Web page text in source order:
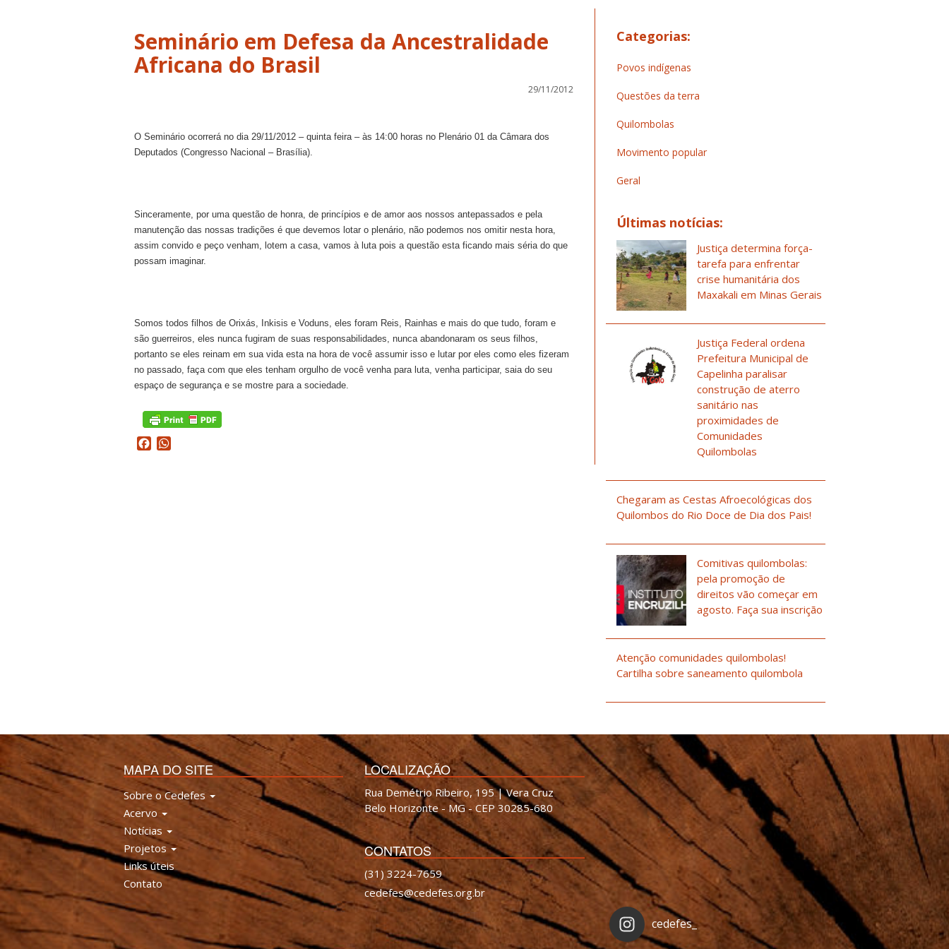
Seminário em Defesa da Ancestralidade
Africana do Brasil
29/11/2012
O Seminário ocorrerá no dia 29/11/2012 – quinta feira – às 14:00 horas no Plenário 01 da Câmara dos
Deputados (Congresso Nacional – Brasília).
Sinceramente, por uma questão de honra, de princípios e de amor aos nossos antepassados e pela
manutenção das nossas tradições é que devemos lotar o plenário, não podemos nos omitir nesta hora,
assim convido e peço venham, lotem a casa, vamos à luta pois a questão esta ficando mais séria do que
possam imaginar.
Somos todos filhos de Orixás, Inkisis e Voduns, eles foram Reis, Rainhas e mais do que tudo, foram e
são guerreiros, eles nunca fugiram de suas responsabilidades, nunca abandonaram os seus filhos,
portanto se eles reinam em sua vida esta na hora de você assumir isso e lutar por eles como eles fizeram
no passado, faça com que eles tenham orgulho de você venha para luta, venha participar, saia do seu
espaço de segurança e se mostre para a sociedade.
Facebook
Categorias:
Povos indígenas
Questões da terra
Quilombolas
Movimento popular
Geral
Últimas notícias:
Justiça determina força-
tarefa para enfrentar
crise humanitária dos
Maxakali em Minas Gerais
Justiça Federal ordena
Prefeitura Municipal de
Capelinha paralisar
construção de aterro
sanitário nas
proximidades de
Comunidades
Quilombolas
Chegaram as Cestas Afroecológicas dos
Quilombos do Rio Doce de Dia dos Pais!
Comitivas quilombolas:
pela promoção de
direitos vão começar em
agosto. Faça sua inscrição
Atenção comunidades quilombolas!
Cartilha sobre saneamento quilombola
MAPA DO SITE
Sobre o Cedefes
Acervo
Notícias
Projetos
Links úteis
Contato
LOCALIZAÇÃO
Rua Demétrio Ribeiro, 195 | Vera Cruz
Belo Horizonte - MG - CEP 30285-680
CONTATOS
(31) 3224-7659
cedefes@cedefes.org.br
cedefes_